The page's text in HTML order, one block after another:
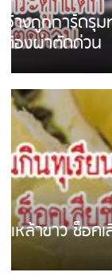
ชาวเน็ตส
หน้าพ่อขุน
ชาวเน็ตฮา!
แล้วหนี พบเ